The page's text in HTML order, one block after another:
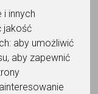
innych
jakość
aby umożliwić
, aby zapewnić